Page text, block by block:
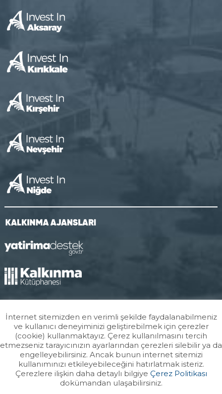
İnternet sitemizden en verimli şekilde faydalanabilmeniz
ve kullanıcı deneyiminizi geliştirebilmek için çerezler
(cookie) kullanmaktayız. Çerez kullanılmasını tercih
etmezseniz tarayıcınızın ayarlarından çerezleri silebilir ya da
engelleyebilirsiniz. Ancak bunun internet sitemizi
kullanımınızı etkileyebileceğini hatırlatmak isteriz.
Çerezlere ilişkin daha detaylı bilgiye Çerez Politikası
dokümandan ulaşabilirsiniz.